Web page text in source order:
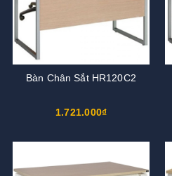
Bàn Chân Sắt HR120C2
1.721.000₫